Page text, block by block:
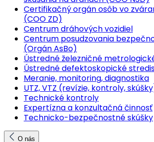
Certifikačný orgán osôb vo
(COO ZD)
Centrum dráhových vozidiel
Centrum posudzovania
(Orgán AsBo)
Ústredné železničné
Ústredné defektoskopické
Meranie, monitoring, diagnostika
UTZ, VTZ (revízie, kontroly,
Technické kontroly
Expertízna a konzultačná činnosť
Technicko-bezpečnostné skúšky
O nás